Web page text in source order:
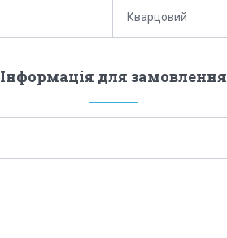
Кварцовий
Інформація для замовлення